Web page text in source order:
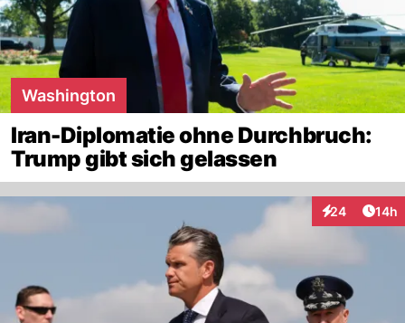
Washington
Iran-Diplomatie ohne Durchbruch:
Trump gibt sich gelassen
24
Interaktionen
14h